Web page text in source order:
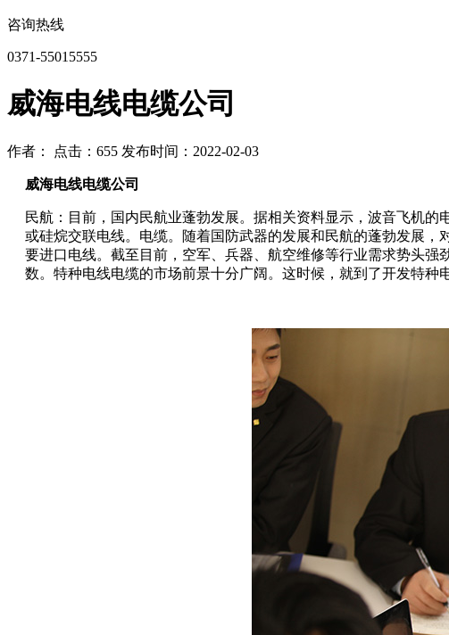
咨询热线
0371-55015555
威海电线电缆公司
作者： 点击：655 发布时间：2022-02-03
威海电线电缆公司
民航：目前，国内民航业蓬勃发展。据相关资料显示，波音飞机
或硅烷交联电线。电缆。随着国防武器的发展和民航的蓬勃发展
要进口电线。截至目前，空军、兵器、航空维修等行业需求势头
数。特种电线电缆的市场前景十分广阔。这时候，就到了开发特种